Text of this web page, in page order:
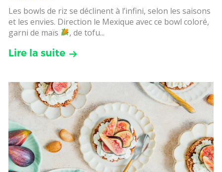
Les bowls de riz se déclinent à l’infini, selon les saisons
et les envies. Direction le Mexique avec ce bowl coloré,
garni de maïs
, de tofu...
Lire la suite